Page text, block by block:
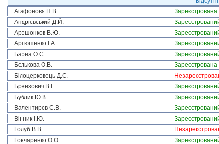
Агафонова Н.В.
Зареєстрована
Андрієвський Д.Й.
Арешонков В.Ю.
Артюшенко І.А.
Барна О.С.
Бєлькова О.В.
Зареєстрована
Білоцерковець Д.О.
Брензович В.І.
Бублик Ю.В.
Валентиров С.В.
Вінник І.Ю.
Голуб В.В.
Гончаренко О.О.